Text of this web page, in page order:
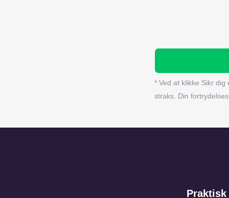
* Ved at klikke Sikr
straks. Din